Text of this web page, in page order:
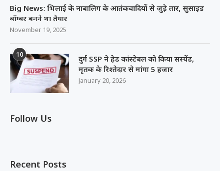
Big News: भिलाई के नाबालिग के आतंकवादियों से जुड़े तार, सुसाइड
बॉम्बर बनने था तैयार
November 19, 2025
10
दुर्ग SSP ने हेड कांस्टेबल को किया सस्पेंड,
मृतक के रिश्तेदार से मांगा 5 हजार
January 20, 2026
Follow Us
Recent Posts